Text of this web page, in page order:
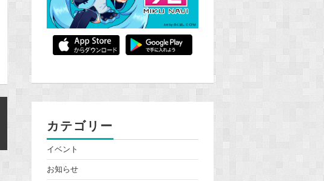
カテゴリー
イベント
お知らせ